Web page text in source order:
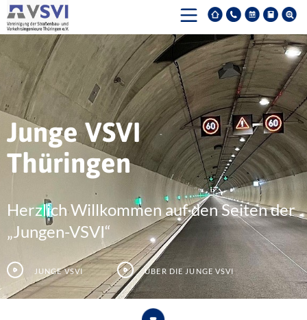
Junge VSVI
Thüringen
Herzlich Willkommen auf den Seiten der
„Jungen-VSVI“
Junge VSVI Über die junge VSVI